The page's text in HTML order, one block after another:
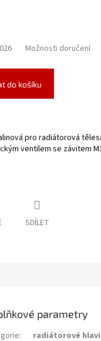
Možnosti doručení
do košíku
pro radiátorová
ventilem se závitem
SDÍLET
parametry
: radiátorové